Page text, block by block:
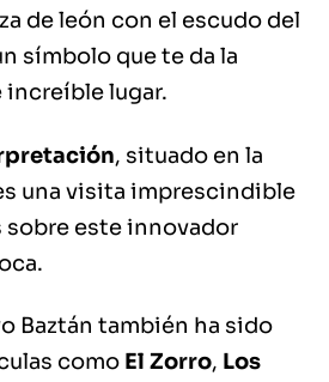
de león con el escudo del
símbolo que te da la
increíble lugar.
, situado en la
una visita imprescindible
sobre este innovador
Baztán también ha sido
como El Zorro, Los